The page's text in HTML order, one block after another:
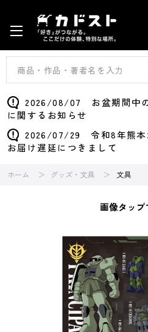
2026/08/07 お盆期間中
に関するお知らせ
2026/07/29 令和8年熊本
お届け遅延につきまして
ホーム グッズ・文具 文具
画像タップ